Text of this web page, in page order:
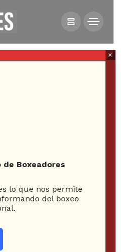
2
de Boxeadores
lo que nos permite
del boxeo
×